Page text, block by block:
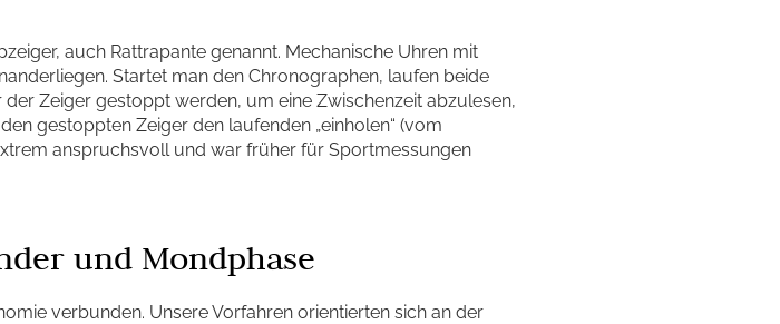
auch Rattrapante genannt. Mechanische Uhren mit
Startet man den Chronographen, laufen beide
Zeiger gestoppt werden, um eine Zwischenzeit abzulesen,
gestoppten Zeiger den laufenden „einholen“ (vom
anspruchsvoll und war früher für Sportmessungen
und Mondphase
verbunden. Unsere Vorfahren orientierten sich an der